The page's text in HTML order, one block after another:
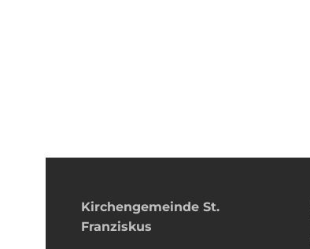
Kirchengemeinde­­ St.
Franziskus